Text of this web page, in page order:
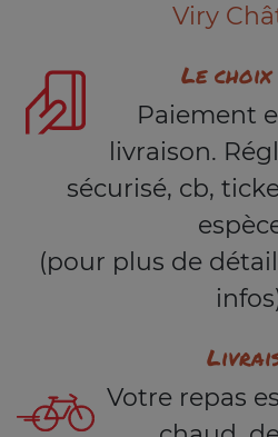
Viry
Le choix
Paiement
livraison.
sécurisé, cb,
(pour plus de
Votre repas